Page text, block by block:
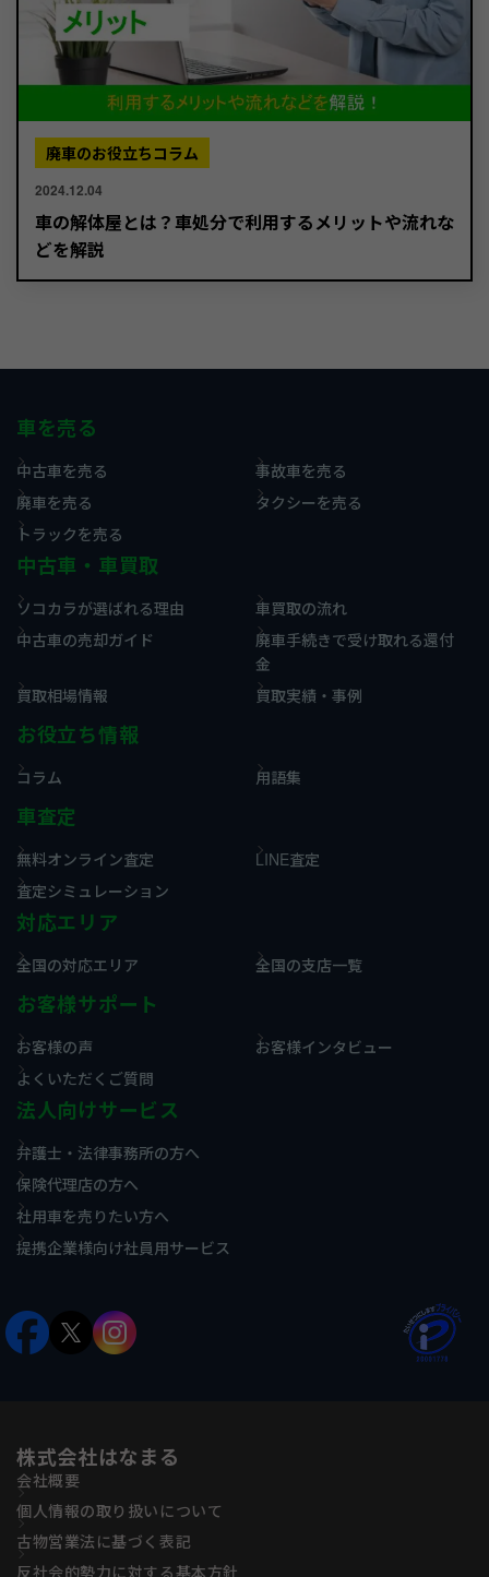
廃車のお役立ちコラム
2024.12.04
車の解体屋とは？車処分で利用するメリットや流れな
どを解説
車を売る
中古車を売る
事故車を売る
廃車を売る
タクシーを売る
トラックを売る
中古車・車買取
ソコカラが選ばれる理由
車買取の流れ
中古車の売却ガイド
廃車手続きで受け取れる還付
金
買取相場情報
買取実績・事例
お役立ち情報
コラム 用語集
車査定
無料オンライン査定
LINE査定
査定シミュレーション
対応エリア
全国の対応エリア 全国の支店一覧
お客様サポート
お客様の声
お客様インタビュー
よくいただくご質問
法人向けサービス
弁護士・法律事務所の方へ
保険代理店の方へ
社用車を売りたい方へ
提携企業様向け社員用サービス
株式会社はなまる
会社概要
個人情報の取り扱いについて
古物営業法に基づく表記
反社会的勢力に対する基本方針